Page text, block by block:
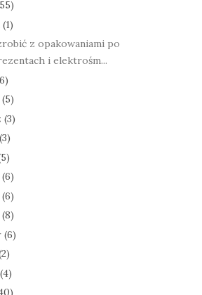
(1)
z opakowaniami po
i elektrośm...
(5)
(3)
(3)
(6)
(6)
(8)
(6)
(4)